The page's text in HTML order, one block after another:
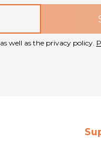
well as the privacy policy.